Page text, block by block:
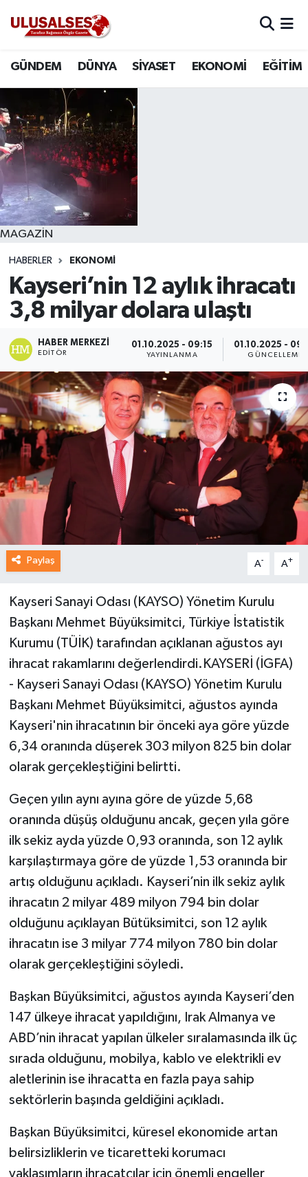
GÜNDEM DÜNYA SİYASET EKONOMİ EĞİTİM
MAGAZİN
HABERLER EKONOMİ
Kayseri’nin 12 aylık ihracatı
3,8 milyar dolara ulaştı
HABER MERKEZI
EDITÖR
01.10.2025 - 09:15
YAYINLANMA
01.10.2025 -
GÜNCELLEME
Paylaş A- A+
Kayseri Sanayi Odası (KAYSO) Yönetim Kurulu
Başkanı Mehmet Büyüksimitci, Türkiye İstatistik
Kurumu (TÜİK) tarafından açıklanan ağustos ayı
ihracat rakamlarını değerlendirdi.KAYSERİ (İGFA)
- Kayseri Sanayi Odası (KAYSO) Yönetim Kurulu
Başkanı Mehmet Büyüksimitci, ağustos ayında
Kayseri'nin ihracatının bir önceki aya göre yüzde
6,34 oranında düşerek 303 milyon 825 bin dolar
olarak gerçekleştiğini belirtti.
Geçen yılın aynı ayına göre de yüzde 5,68
oranında düşüş olduğunu ancak, geçen yıla göre
ilk sekiz ayda yüzde 0,93 oranında, son 12 aylık
karşılaştırmaya göre de yüzde 1,53 oranında bir
artış olduğunu açıkladı. Kayseri’nin ilk sekiz aylık
ihracatın 2 milyar 489 milyon 794 bin dolar
olduğunu açıklayan Bütüksimitci, son 12 aylık
ihracatın ise 3 milyar 774 milyon 780 bin dolar
olarak gerçekleştiğini söyledi.
Başkan Büyüksimitci, ağustos ayında Kayseri’den
147 ülkeye ihracat yapıldığını, Irak Almanya ve
ABD’nin ihracat yapılan ülkeler sıralamasında ilk üç
sırada olduğunu, mobilya, kablo ve elektrikli ev
aletlerinin ise ihracatta en fazla paya sahip
sektörlerin başında geldiğini açıkladı.
Başkan Büyüksimitci, küresel ekonomide artan
belirsizliklerin ve ticaretteki korumacı
yaklaşımların ihracatçılar için önemli engeller
DÜNYA
SİYASET
EKONOMİ
EĞİTİM
SAĞLIK
MAGAZİN
SPOR
Trafik Durumu
Süper Lig Puan Durumu ve Fikstür
Tüm Manşetler
Son Dakika Haberleri
Haber Arşivi